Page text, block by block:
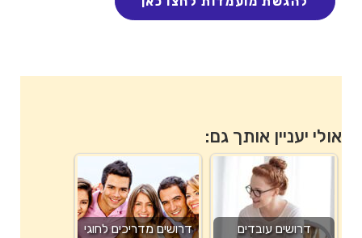
אולי יעניין אותך גם:
דרושים עובדים
דרושים מדריכים לחוגי